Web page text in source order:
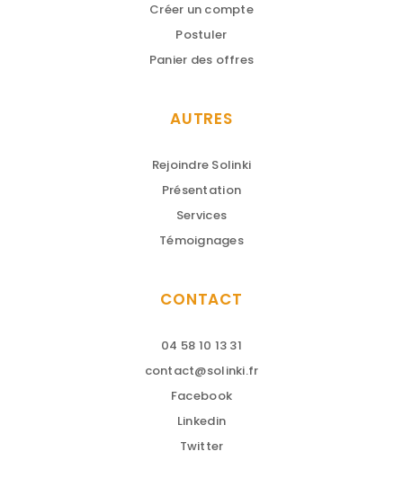
Créer un compte
Postuler
Panier des offres
AUTRES
Rejoindre Solinki
Présentation
Services
Témoignages
CONTACT
04 58 10 13 31
contact@solinki.fr
Facebook
Linkedin
Twitter